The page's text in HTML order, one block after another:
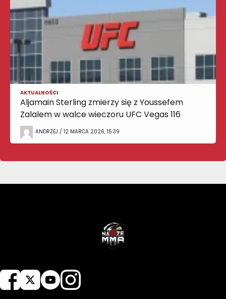
AKTUALNOŚCI
Aljamain Sterling zmierzy się z Youssefem
Zalalem w walce wieczoru UFC Vegas 116
ANDRZEJ / 12 MARCA 2026, 15:39